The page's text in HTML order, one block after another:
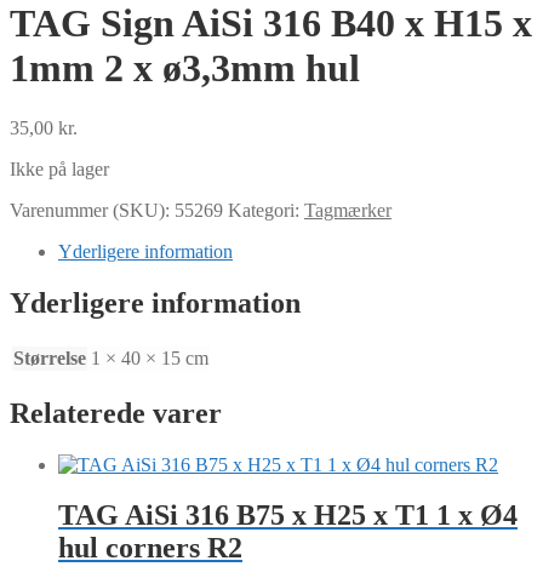
TAG Sign AiSi 316 B40 x H15 x
1mm 2 x ø3,3mm hul
35,00 kr.
Ikke på lager
Varenummer (SKU): 55269 Kategori: Tagmærker
Yderligere information
Yderligere information
Størrelse 1 × 40 × 15 cm
Relaterede varer
TAG AiSi 316 B75 x H25 x T1 1 x Ø4
hul corners R2